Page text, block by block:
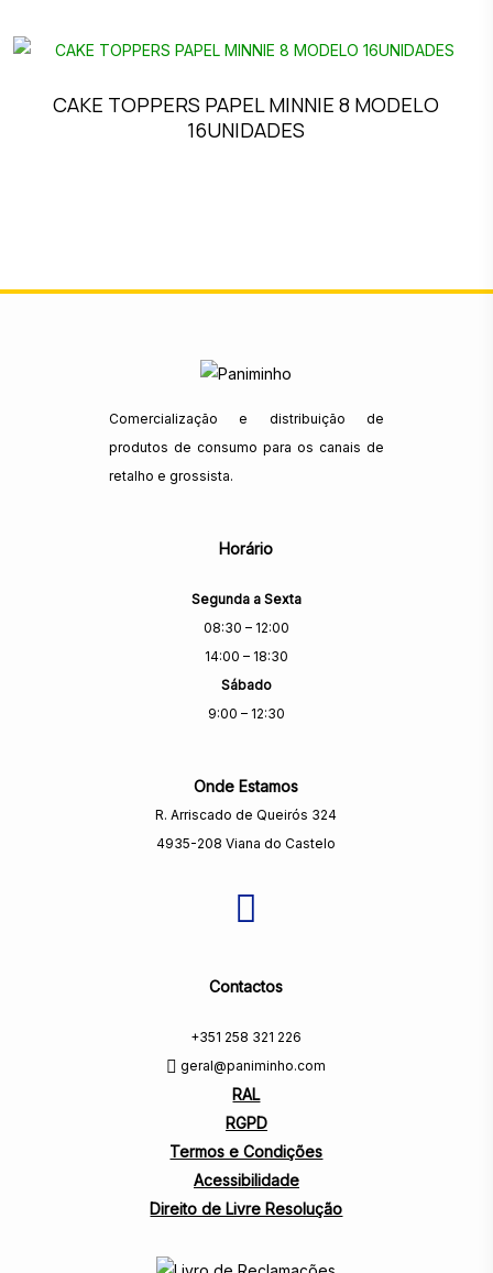
CAKE TOPPERS PAPEL MINNIE 8 MODELO
16UNIDADES
Comercialização e distribuição de
produtos de consumo para os canais de
retalho e grossista.
Horário
Segunda a Sexta
08:30 – 12:00
14:00 – 18:30
Sábado
9:00 – 12:30
Onde Estamos
R. Arriscado de Queirós 324
4935-208 Viana do Castelo
Contactos
+351 258 321 226
geral@paniminho.com
RAL
RGPD
Termos e Condições
Acessibilidade
Direito de Livre Resolução